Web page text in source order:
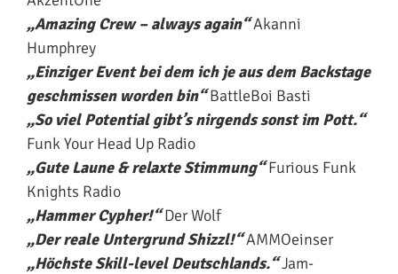
„Amazing Crew – always again“Akanni
Humphrey
„Einziger Event bei dem ich je aus dem Backstage
geschmissen worden bin“BattleBoi Basti
„So viel Potential gibt’s nirgends sonst im Pott.“
Funk Your Head Up Radio
„Gute Laune & relaxte Stimmung“Furious Funk
Knights Radio
„Hammer Cypher!“Der Wolf
„Der reale Untergrund Shizzl!“AMMOeinser
„Höchste Skill-level Deutschlands.“Jam-